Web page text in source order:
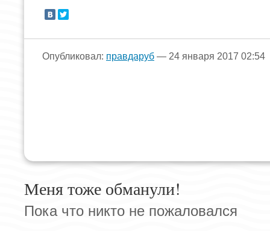
Опубликовал: правдаруб — 24 января 2017 02:54
Меня тоже обманули!
Пока что никто не пожаловался